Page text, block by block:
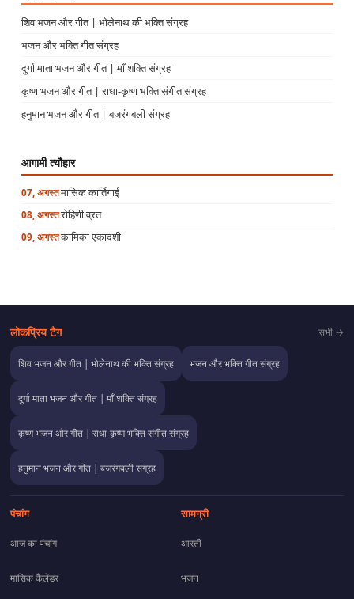
शिव भजन और गीत | भोलेनाथ की भक्ति संग्रह
भजन और भक्ति गीत संग्रह
दुर्गा माता भजन और गीत | माँ शक्ति संग्रह
कृष्ण भजन और गीत | राधा-कृष्ण भक्ति संगीत संग्रह
हनुमान भजन और गीत | बजरंगबली संग्रह
आगामी त्यौहार
07, अगस्तमासिक कार्तिगाई
08, अगस्तरोहिणी व्रत
09, अगस्तकामिका एकादशी
लोकप्रिय टैग सभी →
शिव भजन और गीत | भोलेनाथ की भक्ति संग्रह भजन और भक्ति गीत संग्रह
दुर्गा माता भजन और गीत | माँ शक्ति संग्रह
कृष्ण भजन और गीत | राधा-कृष्ण भक्ति संगीत संग्रह
हनुमान भजन और गीत | बजरंगबली संग्रह
पंचांग
आज का पंचांग
मासिक कैलेंडर
सामग्री
आरती
भजन